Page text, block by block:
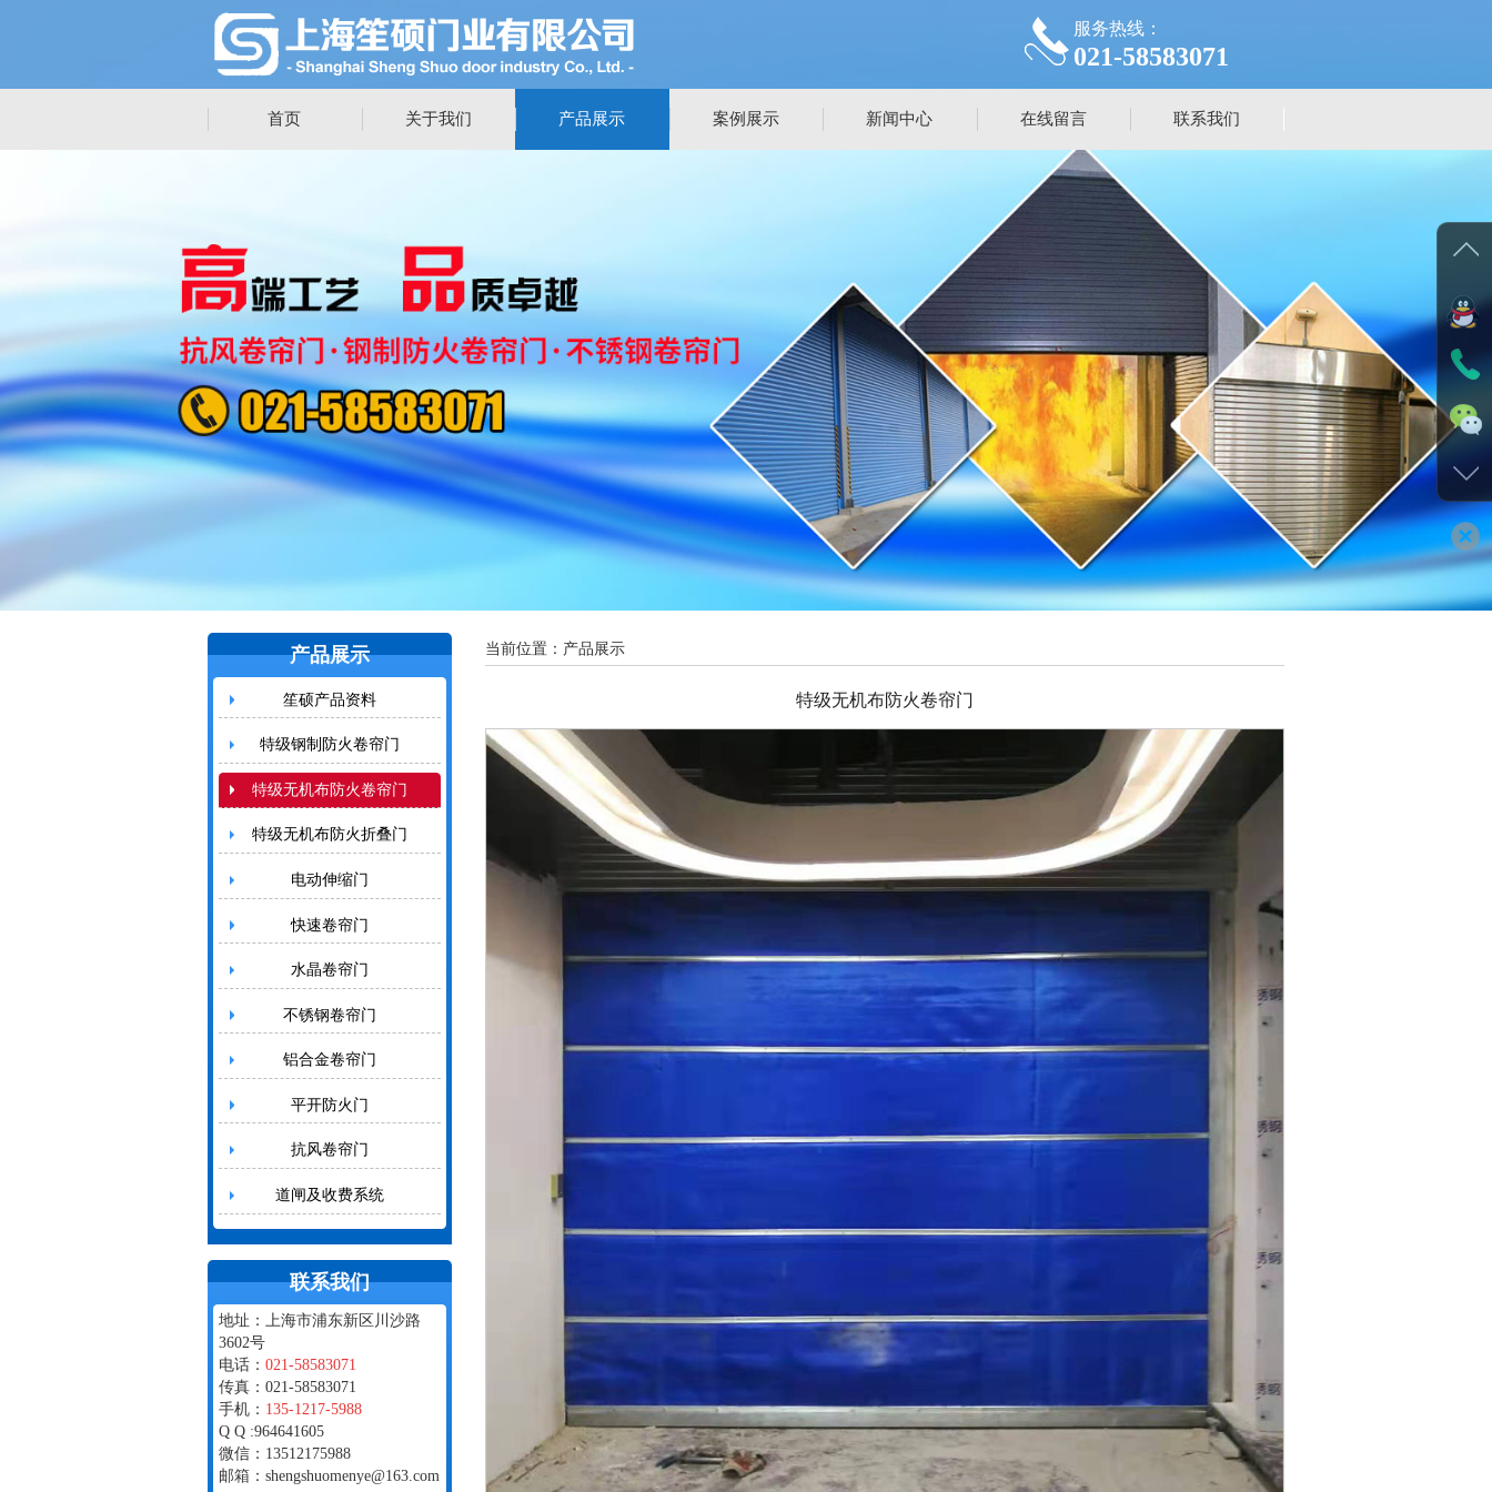
服务热线：
021-58583071
首页 关于我们 产品展示 案例展示 新闻中心 在线留言 联系我们
产品展示
笙硕产品资料
特级钢制防火卷帘门
特级无机布防火卷帘门
特级无机布防火折叠门
电动伸缩门
快速卷帘门
水晶卷帘门
不锈钢卷帘门
铝合金卷帘门
平开防火门
抗风卷帘门
道闸及收费系统
联系我们
地址：上海市浦东新区川沙路
3602号
电话： 021-58583071
传真：021-58583071
手机： 135-1217-5988
Q Q :964641605
微信：13512175988
邮箱：shengshuomenye@163.com
当前位置： 产品展示
特级无机布防火卷帘门